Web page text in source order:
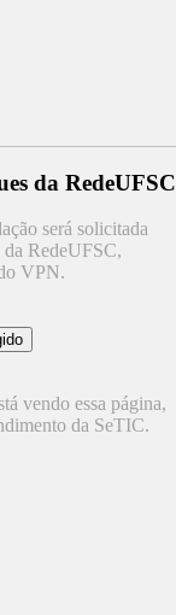
da RedeUFSC
será solicitada
da RedeUFSC,
VPN.
vendo essa página,
da SeTIC.